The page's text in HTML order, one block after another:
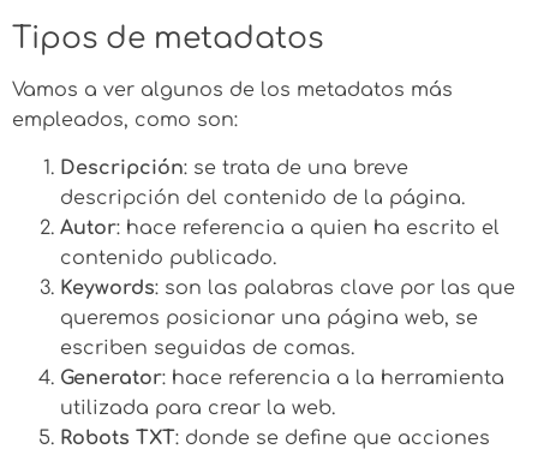
Tipos de metadatos
Vamos a ver algunos de los metadatos más
empleados, como son:
Descripción: se trata de una breve
descripción del contenido de la página.
Autor: hace referencia a quien ha escrito el
contenido publicado.
Keywords: son las palabras clave por las que
queremos posicionar una página web, se
escriben seguidas de comas.
Generator: hace referencia a la herramienta
utilizada para crear la web.
Robots TXT: donde se define que acciones